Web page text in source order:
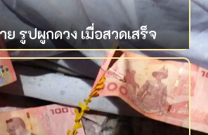
รูปผูกดวง เมื่อสวดเสร็จ